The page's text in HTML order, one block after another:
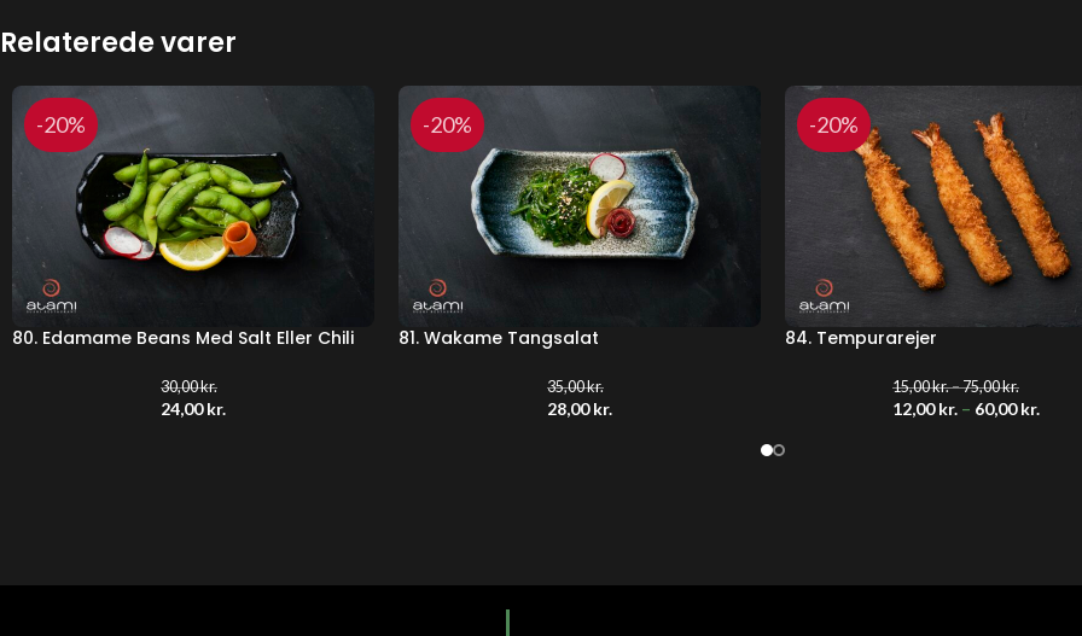
Relaterede varer
-20%
80. Edamame Beans Med Salt Eller Chili
30,00kr.
24,00kr.
-20%
81. Wakame Tangsalat
35,00kr.
28,00kr.
-20%
84. Tempurarejer
15,00kr.–75,00kr.
12,00kr. – 60,00kr.